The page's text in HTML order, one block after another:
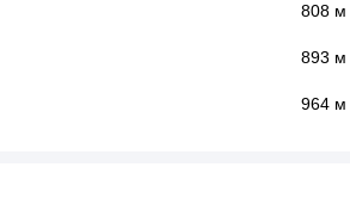
808 м
893 м
964 м